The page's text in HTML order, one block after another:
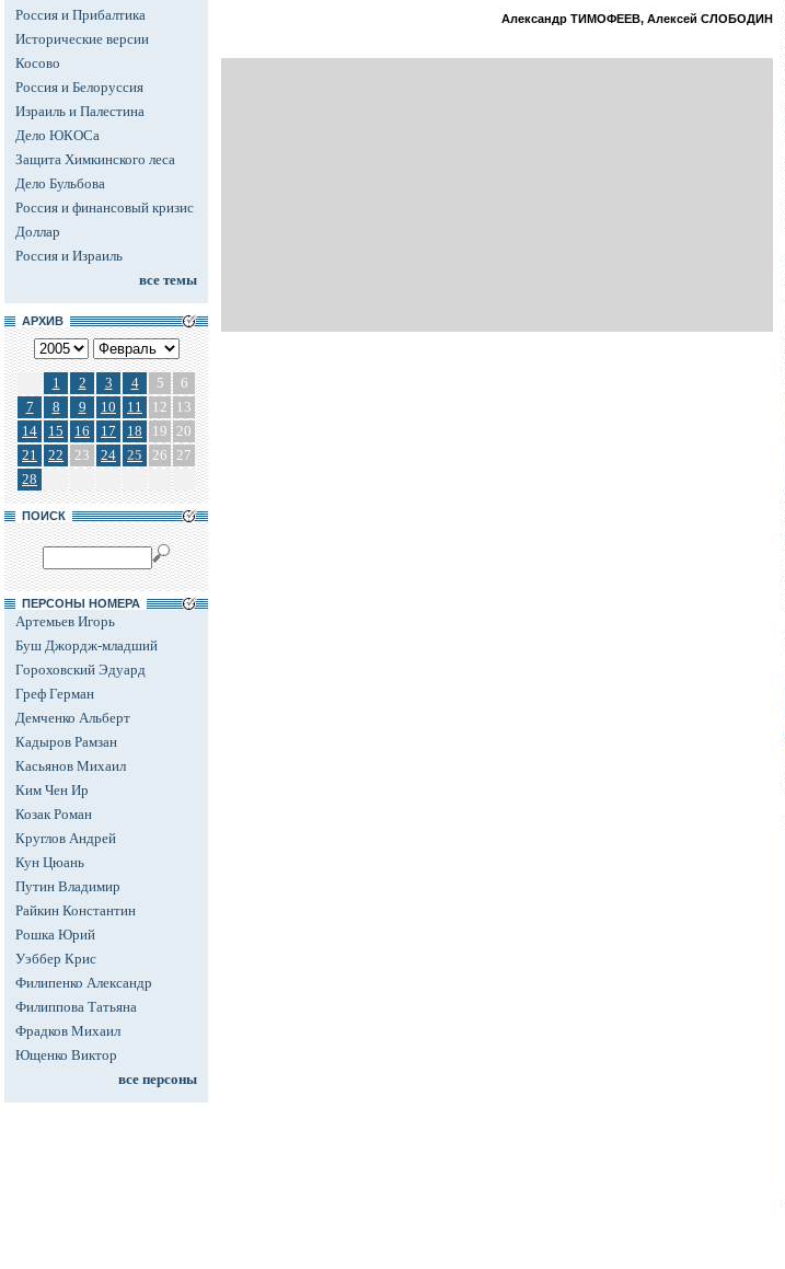
Россия и Прибалтика
Исторические версии
Косово
Россия и Белоруссия
Израиль и Палестина
Дело ЮКОСа
Защита Химкинского леса
Дело Бульбова
Россия и финансовый кризис
Доллар
Россия и Израиль
все темы
АРХИВ
1 2 3 4 5
6
7
8 9 10 11 12
13
14
15 16 17 18 19 20
21
22 23 24 25 26 27
28
ПОИСК
ПЕРСОНЫ НОМЕРА
Артемьев Игорь
Буш Джордж-младший
Гороховский Эдуард
Греф Герман
Демченко Альберт
Кадыров Рамзан
Касьянов Михаил
Ким Чен Ир
Козак Роман
Круглов Андрей
Кун Цюань
Путин Владимир
Райкин Константин
Рошка Юрий
Уэббер Крис
Филипенко Александр
Филиппова Татьяна
Фрадков Михаил
Ющенко Виктор
все персоны
Александр ТИМОФЕЕВ, Алексей СЛОБОДИН